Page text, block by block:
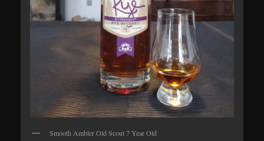
Smooth Ambler Old Scout 7 Year Old